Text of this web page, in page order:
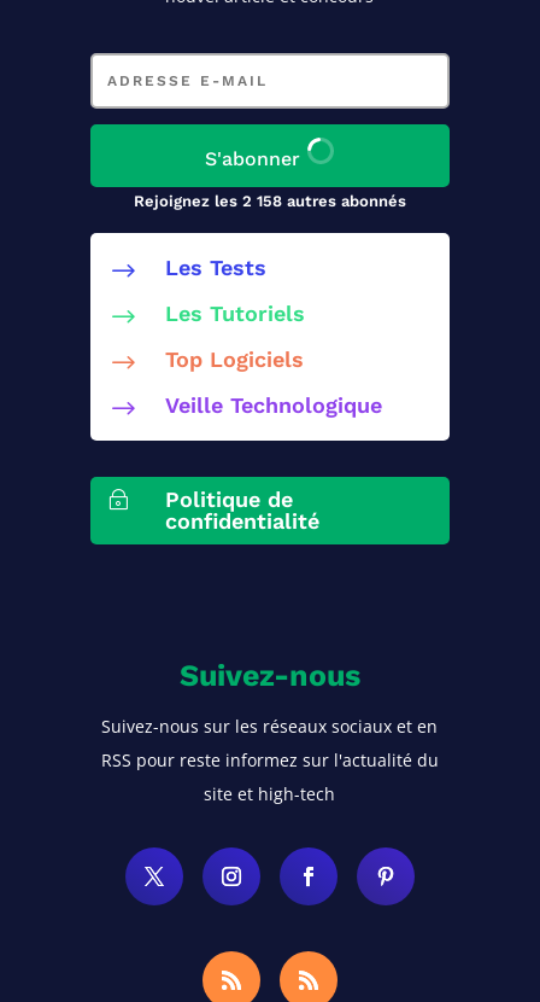
Adresse
mail
S'abonner
Rejoignez les 2 158 autres abonnés
$ Les Tests
$ Les Tutoriels
$ Top Logiciels
$ Veille Technologique
~
Politique de
confidentialité
Suivez-nous
Suivez-nous sur les réseaux sociaux et en
RSS pour reste informez sur l'actualité du
site et high-tech